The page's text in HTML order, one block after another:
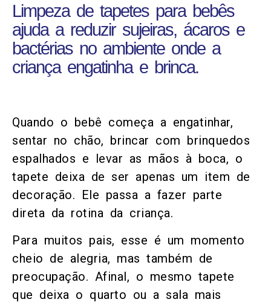
Limpeza de tapetes para bebês
ajuda a reduzir sujeiras, ácaros e
bactérias no ambiente onde a
criança engatinha e brinca.
Quando o bebê começa a engatinhar,
sentar no chão, brincar com brinquedos
espalhados e levar as mãos à boca, o
tapete deixa de ser apenas um item de
decoração. Ele passa a fazer parte
direta da rotina da criança.
Para muitos pais, esse é um momento
cheio de alegria, mas também de
preocupação. Afinal, o mesmo tapete
que deixa o quarto ou a sala mais